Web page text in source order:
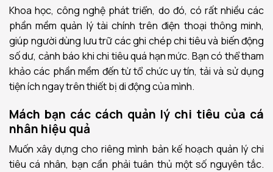
Khoa học, công nghệ phát triển, do đó, có rất nhiều các
phần mềm quản lý tài chính trên điện thoại thông minh,
giúp người dùng lưu trữ các ghi chép chi tiêu và biến động
số dư, cảnh báo khi chi tiêu quá hạn mức. Bạn có thể tham
khảo các phần mềm đến từ tổ chức uy tín, tải và sử dụng
tiện ích ngay trên thiết bị di động của mình.
Mách bạn các cách quản lý chi tiêu của cá
nhân hiệu quả
Muốn xây dựng cho riêng mình bản kế hoạch quản lý chi
tiêu cá nhân, bạn cần phải tuân thủ một số nguyên tắc.